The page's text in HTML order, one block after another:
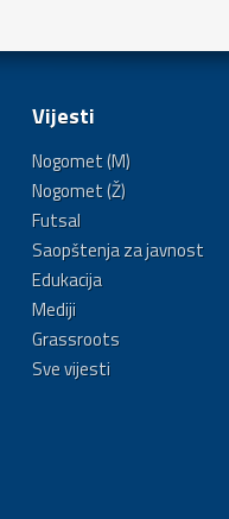
Vijesti
Nogomet (M)
Nogomet (Ž)
Futsal
Saopštenja za javnost
Edukacija
Mediji
Grassroots
Sve vijesti